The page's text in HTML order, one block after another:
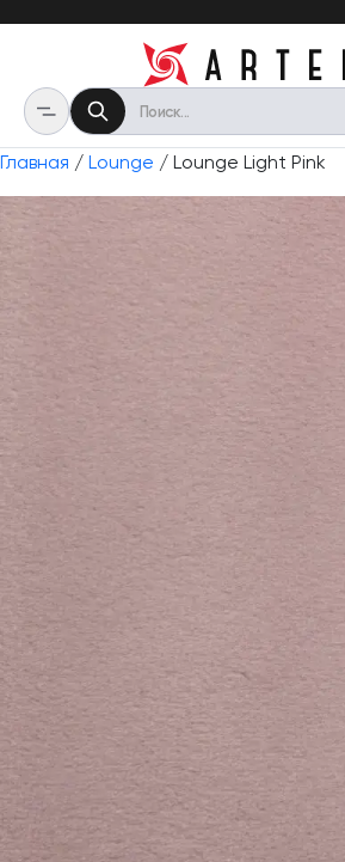
Главная / Lounge / Lounge Light Pink